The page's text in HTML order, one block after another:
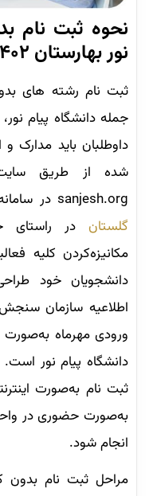
نحوه ثبت نام
نور بهارستان ۱۴۰۲
جمله دانشگاه پیام
داوطلبان باید
شده از طریق
sanjesh.org در سامانه ثبت نام بارگذاری نمایند.
گلستان در راستای
مکانیزه‌کردن کلیه
دانشجویان خود
اطلاعیه سازمان سنجش
ورودی مهرماه
دانشگاه پیام نور
ثبت نام به‌صورت
به‌صورت حضوری در واحد
انجام شود.
مراحل ثبت نام بدون